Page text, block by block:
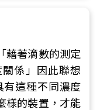
藉著滴數的測定
係」因此聯想
有這種不同濃度
樣的裝置，才能